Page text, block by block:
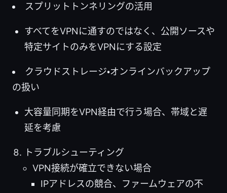
スプリットトンネリングの活用
すべてをVPNに通すのではなく、公開ソースや
特定サイトのみをVPNにする設定
クラウドストレージ・オンラインバックアップ
の扱い
大容量同期をVPN経由で行う場合、帯域と遅
延を考慮
トラブルシューティング
VPN接続が確立できない場合
IPアドレスの競合、ファームウェアの不